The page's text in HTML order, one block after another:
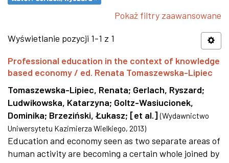
Pokaż filtry zaawansowane
Wyświetlanie pozycji 1-1 z 1
Professional education in the context of knowledge
based economy / ed. Renata Tomaszewska-Lipiec
Tomaszewska-Lipiec, Renata; Gerlach, Ryszard;
Ludwikowska, Katarzyna; Goltz-Wasiucionek,
Dominika; Brzeziński, Łukasz; [et al.] (Wydawnictwo
Uniwersytetu Kazimierza Wielkiego, 2013)
Education and economy seen as two separate areas of
human activity are becoming a certain whole joined by